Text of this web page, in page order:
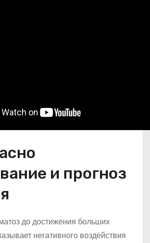
и прогноз
до достижения больших
негативного воздействия